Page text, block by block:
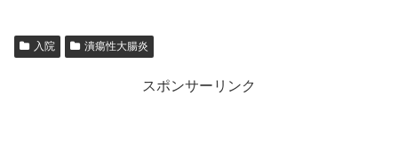
入院 潰瘍性大腸炎
スポンサーリンク